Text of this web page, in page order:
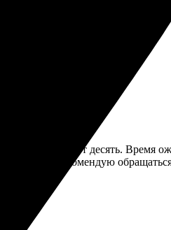
фото. Приехала в офис,
заняло минут десять. Время
Рекомендую